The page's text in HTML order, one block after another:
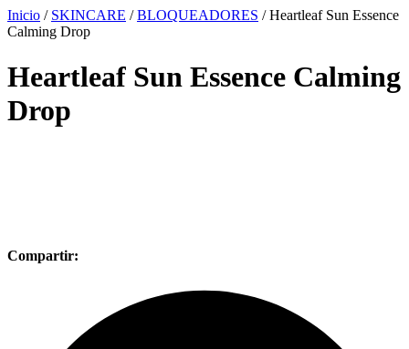
Inicio / SKINCARE /BLOQUEADORES / Heartleaf Sun Essence
Calming Drop
Heartleaf Sun Essence Calming
Drop
Compartir: